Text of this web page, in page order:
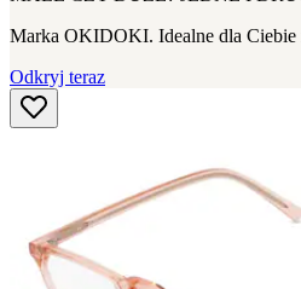
Marka OKIDOKI. Idealne dla Ciebie
Odkryj teraz